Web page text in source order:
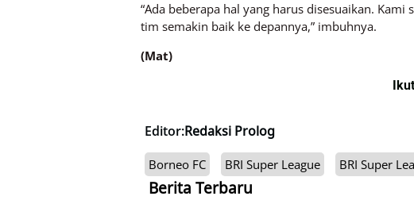
“Ada beberapa hal yang harus disesuaikan.
tim semakin baik ke depannya,” imbuhnya.
(Mat)
Editor:Redaksi Prolog
Borneo FC BRI Super League BRI Super
Berita Terbaru